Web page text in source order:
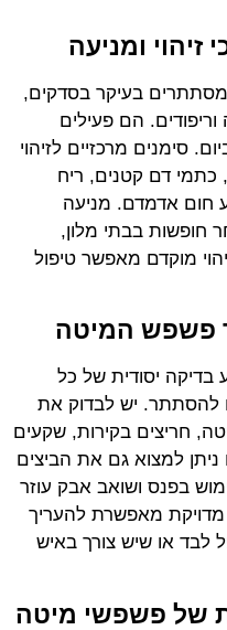
ומניעה
בעיקר בסדקים,
הם פעילים
סימנים מרכזיים לזיהוי
כתמי דם קטנים, ריח
חום אדמדם. מניעה
חופשות בבתי מלון,
מוקדם מאפשר טיפול
פשפש המיטה
בדיקה יסודית של כל
להסתתר. יש לבדוק את
חריצים בקירות, שקעים
ניתן למצוא גם את הביצים
בפנס ושואב אבק עוזר
מאפשרת להעריך
לבד או שיש צורך באיש
של פשפשי מיטה